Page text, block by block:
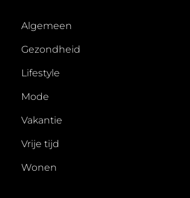
Algemeen
Gezondheid
Lifestyle
Mode
Vakantie
Vrije tijd
Wonen